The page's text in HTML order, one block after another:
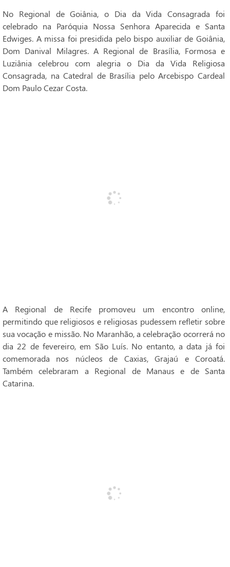
No Regional de Goiânia, o Dia da Vida Consagrada foi
celebrado na Paróquia Nossa Senhora Aparecida e Santa
Edwiges. A missa foi presidida pelo bispo auxiliar de Goiânia,
Dom Danival Milagres. A Regional de Brasília, Formosa e
Luziânia celebrou com alegria o Dia da Vida Religiosa
Consagrada, na Catedral de Brasília pelo Arcebispo Cardeal
Dom Paulo Cezar Costa.
A Regional de Recife promoveu um encontro online,
permitindo que religiosos e religiosas pudessem refletir sobre
sua vocação e missão. No Maranhão, a celebração ocorrerá no
dia 22 de fevereiro, em São Luís. No entanto, a data já foi
comemorada nos núcleos de Caxias, Grajaú e Coroatá.
Também celebraram a Regional de Manaus e de Santa
Catarina.